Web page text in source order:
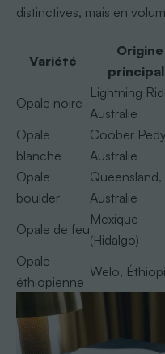
distinctives, mais en
Variété
Origine
Opale noire
Lightning
Australie
Opale
blanche
Coober
Australie
Opale
boulder
Queensland,
Australie
Opale de feu
Mexique
(Hidalgo)
Opale
éthiopienne
Welo,